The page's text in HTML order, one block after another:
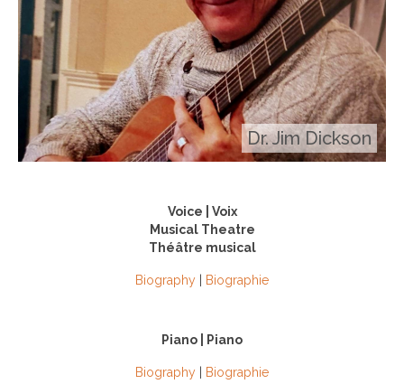
Dr. Jim Dickson
Voice | Voix
Musical Theatre
Théâtre musical
Biography Biographie
Piano | Piano
Biography Biographie